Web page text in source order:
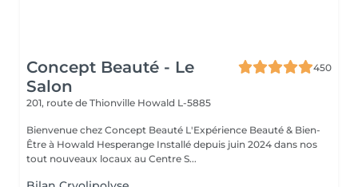
Concept Beauté - Le
Salon
450
201, route de Thionville Howald L-5885
Bienvenue chez Concept Beauté L'Expérience Beauté & Bien-
Être à Howald Hesperange Installé depuis juin 2024 dans nos
tout nouveaux locaux au Centre S...